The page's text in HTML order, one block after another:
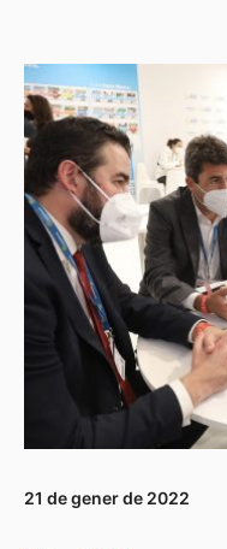
21 de gener de 2022